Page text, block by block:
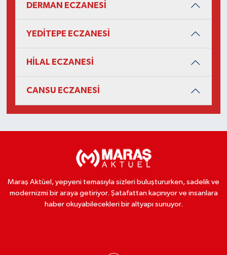
DERMAN ECZANESİ
YEDİTEPE ECZANESİ
HİLAL ECZANESİ
CANSU ECZANESİ
Maraş Aktüel, yepyeni temasıyla sizleri buluştururken, sadelik ve
modernizmi bir araya getiriyor. Şatafattan kaçınıyor ve insanlara
haber okuyabilecekleri bir altyapı sunuyor.